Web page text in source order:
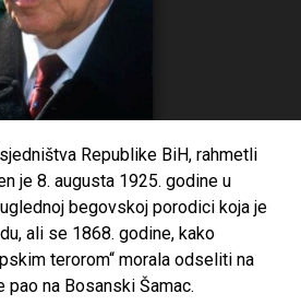
@DinoKonakovic
smo da neka sa
izađemo na
sjednci”
i Vlade
@N1infoSA
Republike BiH, rahmetli
je 8. augusta 1925. godine u
begovskoj porodici koja je
ali se 1868. godine, kako
terorom“ morala odseliti na
na Bosanski Šamac.